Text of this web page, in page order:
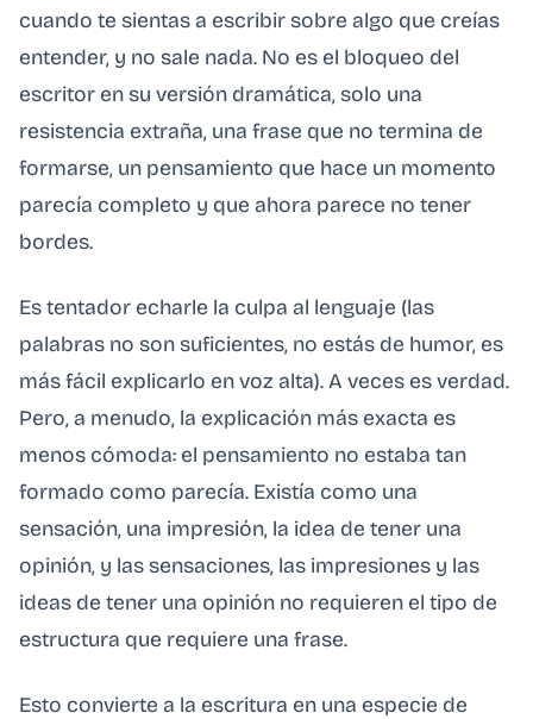
cuando te sientas a escribir sobre algo que creías
entender, y no sale nada. No es el bloqueo del
escritor en su versión dramática, solo una
resistencia extraña, una frase que no termina de
formarse, un pensamiento que hace un momento
parecía completo y que ahora parece no tener
bordes.
Es tentador echarle la culpa al lenguaje (las
palabras no son suficientes, no estás de humor, es
más fácil explicarlo en voz alta). A veces es verdad.
Pero, a menudo, la explicación más exacta es
menos cómoda: el pensamiento no estaba tan
formado como parecía. Existía como una
sensación, una impresión, la idea de tener una
opinión, y las sensaciones, las impresiones y las
ideas de tener una opinión no requieren el tipo de
estructura que requiere una frase.
Esto convierte a la escritura en una especie de